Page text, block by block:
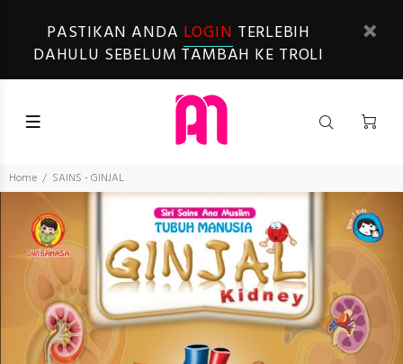
PASTIKAN ANDA LOGIN TERLEBIH
DAHULU SEBELUM TAMBAH KE TROLI
Home SAINS - GINJAL